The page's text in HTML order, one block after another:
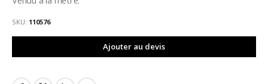
SKU 110576
Ajouter au devis